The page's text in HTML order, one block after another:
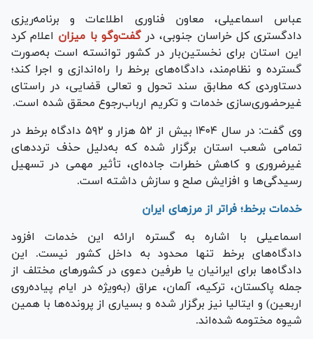
عباس اسماعیلی، معاون فناوری اطلاعات و برنامه‌ریزی
دادگستری کل خراسان جنوبی، درگفت‌و‌گو با میزان اعلام کرد
این استان برای نخستین‌بار در کشور توانسته است به‌صورت
گسترده و نظام‌مند، دادگاه‌های برخط را راه‌اندازی و اجرا کند؛
دستاوردی که مطابق سند تحول و تعالی قضایی، در راستای
غیرحضوری‌سازی خدمات و تکریم ارباب‌رجوع محقق شده است.
وی گفت: در سال ۱۴۰۴ بیش از ۵۲ هزار و ۵۹۲ دادگاه برخط در
تمامی شعب استان برگزار شده که به‌دلیل حذف تردد‌های
غیرضروری و کاهش خطرات جاده‌ای، تأثیر مهمی در تسهیل
رسیدگی‌ها و افزایش صلح و سازش داشته است.
خدمات برخط؛ فراتر از مرز‌های ایران
اسماعیلی با اشاره به گستره ارائه این خدمات افزود
دادگاه‌های برخط تنها محدود به داخل کشور نیست. این
دادگاه‌ها برای ایرانیان یا طرفین دعوی در کشور‌های مختلف از
جمله پاکستان، ترکیه، آلمان، عراق (به‌ویژه در ایام پیاده‌روی
اربعین) و ایتالیا نیز برگزار شده و بسیاری از پرونده‌ها با همین
شیوه مختومه شده‌اند.